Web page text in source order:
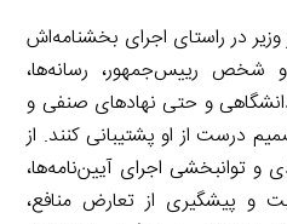
وزیر در راستای اجرای بخشنامه‌اش
و شخص رییس‌جمهور، رسانه‌ها،
و حتی نهاد‌های صنفی و
درست از او پشتیبانی کنند. از
و توانبخشی اجرای آیین‌نامه‌ها،
و پیشگیری از تعارض منافع،